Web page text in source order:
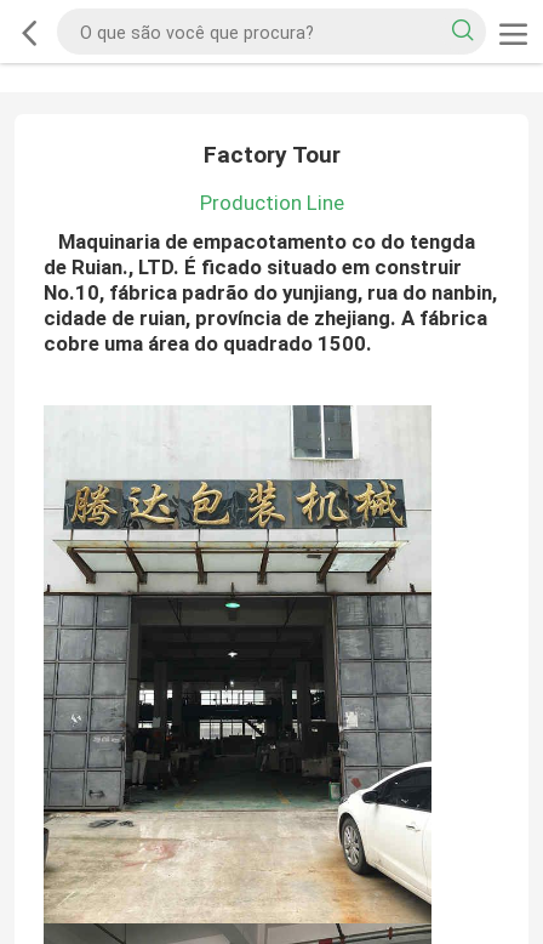
Factory Tour
Production Line
Maquinaria de empacotamento co do tengda
de Ruian., LTD. É ficado situado em construir
No.10, fábrica padrão do yunjiang, rua do nanbin,
cidade de ruian, província de zhejiang. A fábrica
cobre uma área do quadrado 1500.